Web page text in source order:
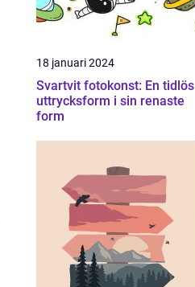
18 januari 2024
Svartvit fotokonst: En tidlös
uttrycksform i sin renaste
form